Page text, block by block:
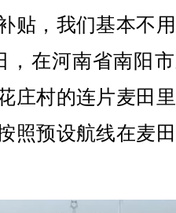
贴，我们基本不
，在河南省南阳
庄村的连片麦田
照预设航线在麦